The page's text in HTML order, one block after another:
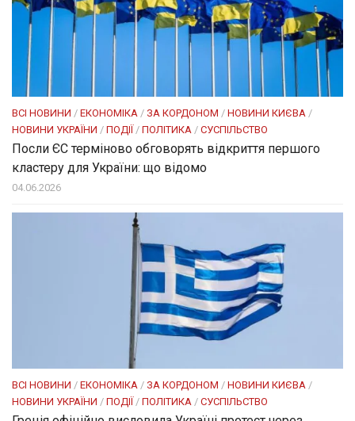
ВСІ НОВИНИ / ЕКОНОМІКА / ЗА КОРДОНОМ / НОВИНИ КИЄВА /
НОВИНИ УКРАЇНИ / ПОДІЇ / ПОЛІТИКА / СУСПІЛЬСТВО
Посли ЄC терміново обговорять відкриття першого
кластеру для України: що відомо
04.06.2026
ВСІ НОВИНИ / ЕКОНОМІКА / ЗА КОРДОНОМ / НОВИНИ КИЄВА /
НОВИНИ УКРАЇНИ / ПОДІЇ / ПОЛІТИКА / СУСПІЛЬСТВО